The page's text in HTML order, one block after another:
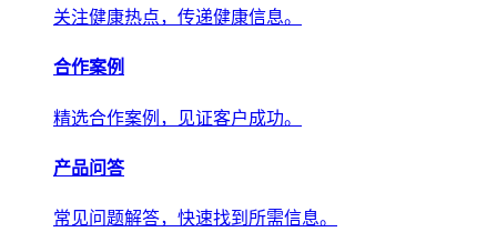
关注健康热点，传递健康信息。
合作案例
精选合作案例，见证客户成功。
产品问答
常见问题解答，快速找到所需信息。